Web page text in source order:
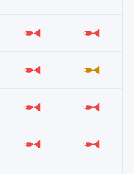
Слабо Слабо
Слабо Средне
Слабо Слабо
Слабо Слабо